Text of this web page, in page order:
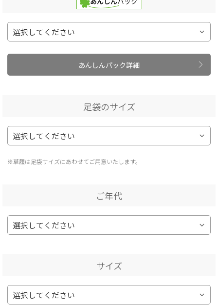
あんしんパック詳細
足袋のサイズ
※草履は足袋サイズにあわせてご用意いたします。
ご年代
サイズ